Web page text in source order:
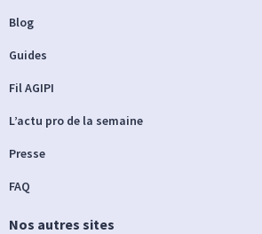
Blog
Guides
Fil AGIPI
L’actu pro de la semaine
Presse
FAQ
Nos autres sites